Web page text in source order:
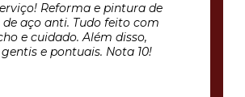
Reforma e pintura de
aço anti. Tudo feito com
e cuidado. Além disso,
e pontuais. Nota 10!